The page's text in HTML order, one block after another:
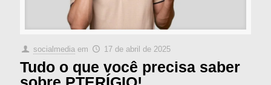
socialmedia em 17 de abril de 2025
Tudo o que você precisa saber